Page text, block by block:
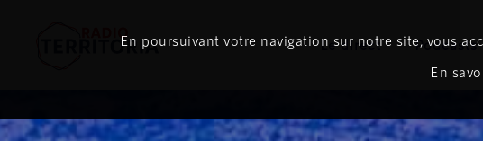
Le direct Podcasts
En poursuivant votre navigation sur notre site, vous
En